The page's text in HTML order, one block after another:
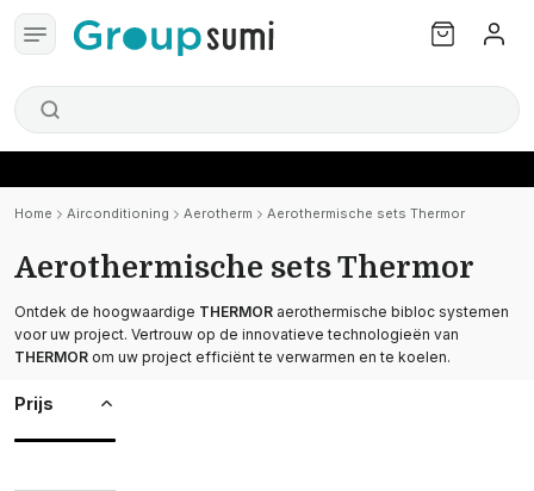
Home Airconditioning Aerotherm Aerothermische sets Thermor
Aerothermische sets Thermor
Ontdek de hoogwaardige THERMOR aerothermische bibloc systemen
voor uw project. Vertrouw op de innovatieve technologieën van
THERMOR om uw project efficiënt te verwarmen en te koelen.
Prijs